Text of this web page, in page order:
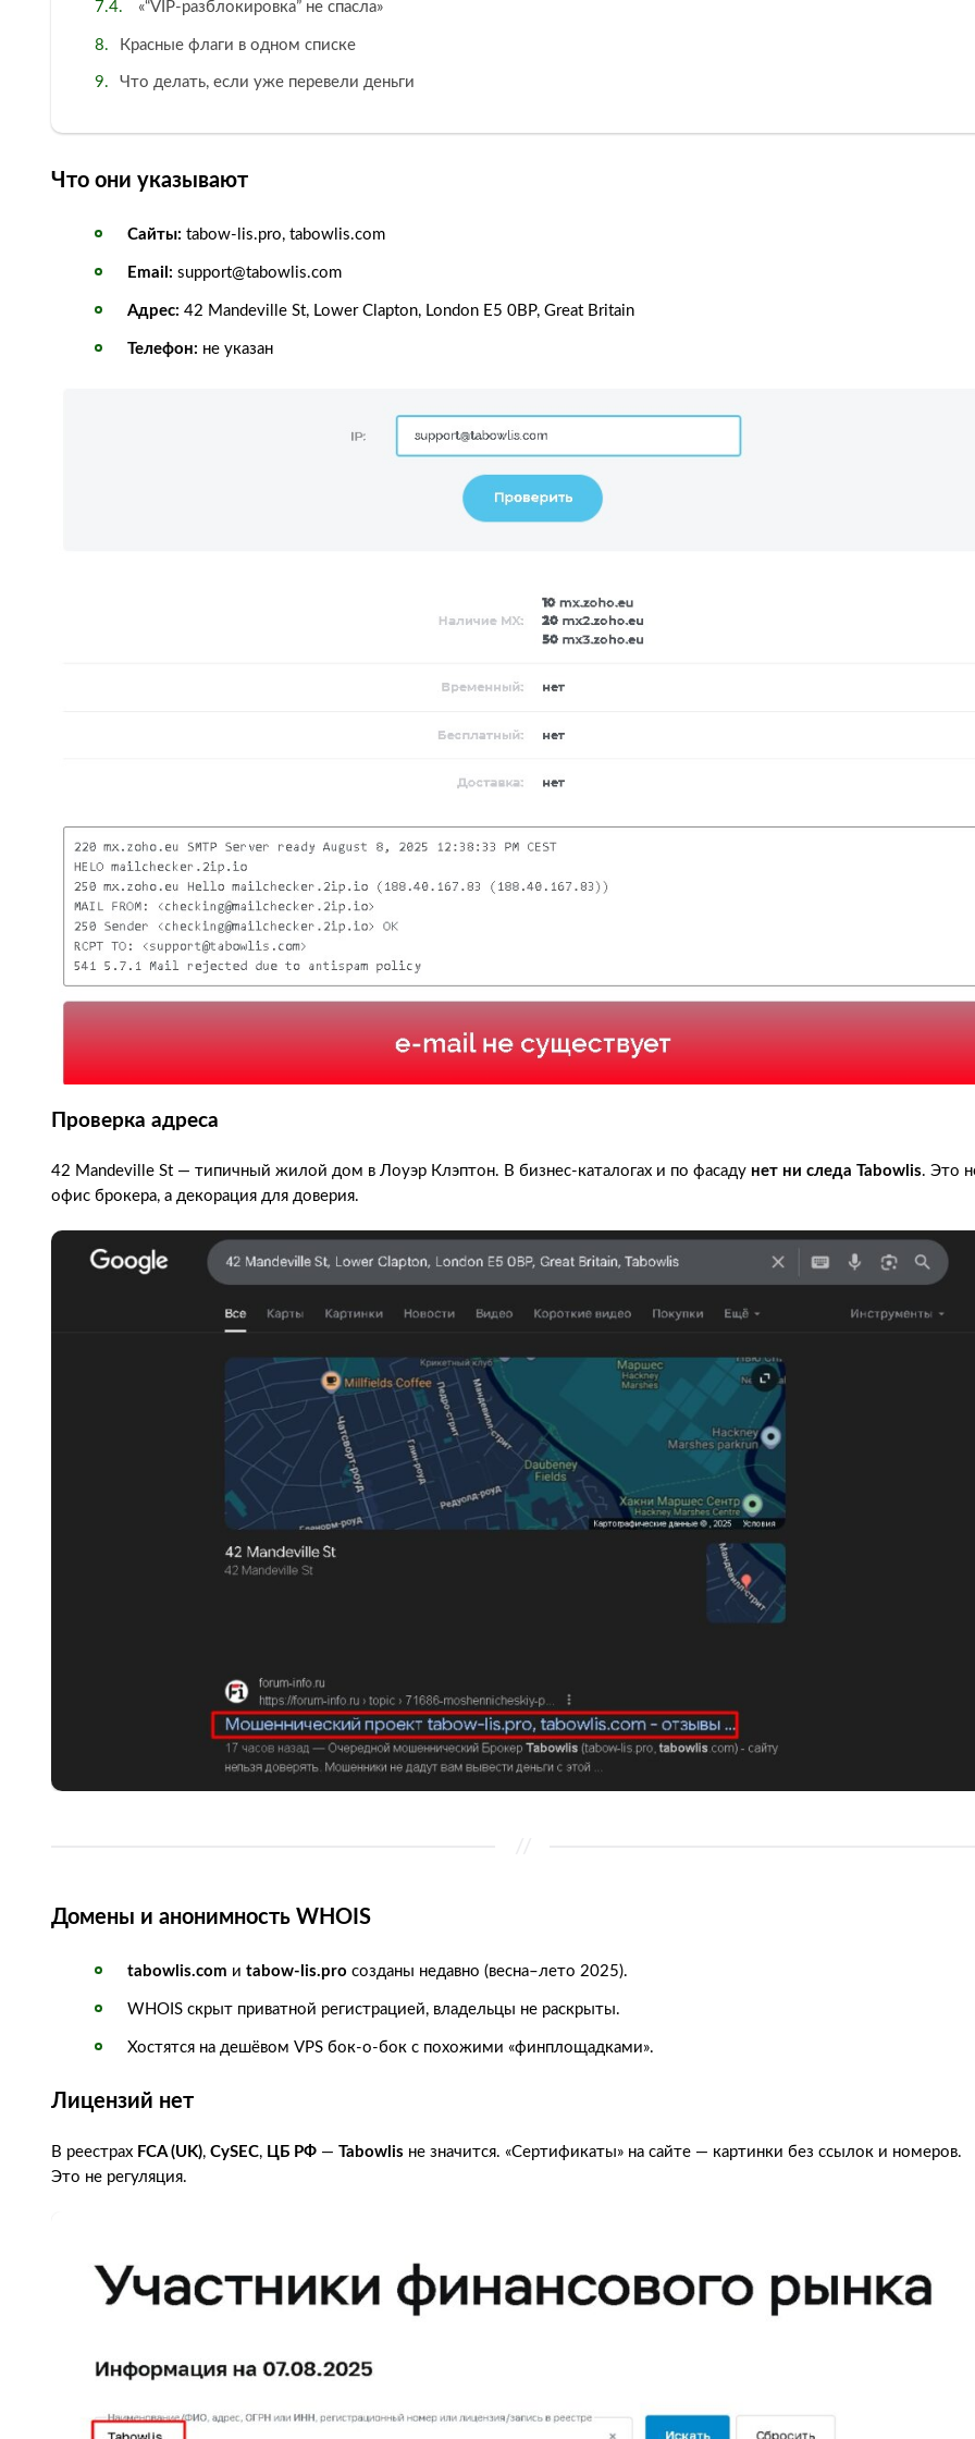
«“VIP-разблокировка” не спасла»
Красные флаги в одном списке
Что делать, если уже перевели деньги
Что они указывают
Сайты: tabow-lis.pro, tabowlis.com
Email: support@tabowlis.com
Адрес: 42 Mandeville St, Lower Clapton, London E5 0BP, Great Britain
Телефон: не указан
Проверка адреса
42 Mandeville St — типичный жилой дом в Лоуэр Клэптон. В бизнес-каталогах и по фасаду нет ни следа Tabowlis. Это
офис брокера, а декорация для доверия.
Домены и анонимность WHOIS
tabowlis.com и tabow-lis.pro созданы недавно (весна–лето 2025).
WHOIS скрыт приватной регистрацией, владельцы не раскрыты.
Хостятся на дешёвом VPS бок-о-бок с похожими «финплощадками».
Лицензий нет
В реестрах FCA (UK), CySEC, ЦБ РФ — Tabowlis не значится. «Сертификаты» на сайте — картинки без ссылок и номеров.
Это не регуляция.